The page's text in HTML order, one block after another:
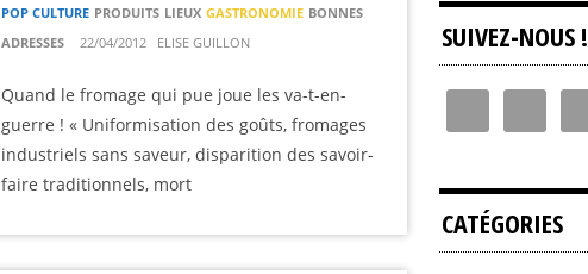
POP CULTURE PRODUITS LIEUX GASTRONOMIE BONNES
ADRESSES
22/04/2012 ELISE GUILLON
Quand le fromage qui pue joue les va-t-en-
guerre ! « Uniformisation des goûts, fromages
industriels sans saveur, disparition des savoir-
faire traditionnels, mort
SUIVEZ-NOUS !
CATÉGORIES